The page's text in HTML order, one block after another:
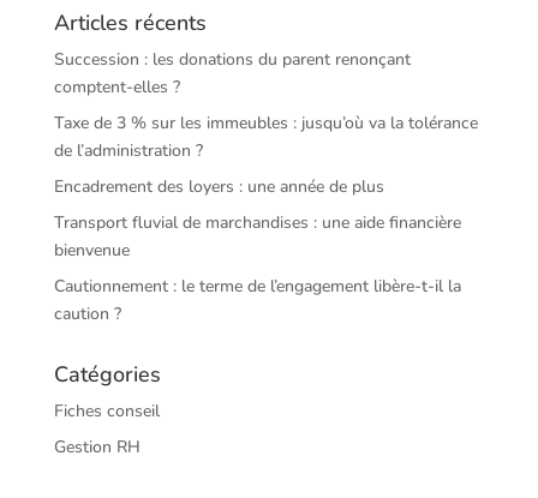
Articles récents
Succession : les donations du parent renonçant
comptent-elles ?
Taxe de 3 % sur les immeubles : jusqu’où va la tolérance
de l’administration ?
Encadrement des loyers : une année de plus
Transport fluvial de marchandises : une aide financière
bienvenue
Cautionnement : le terme de l’engagement libère-t-il la
caution ?
Catégories
Fiches conseil
Gestion RH